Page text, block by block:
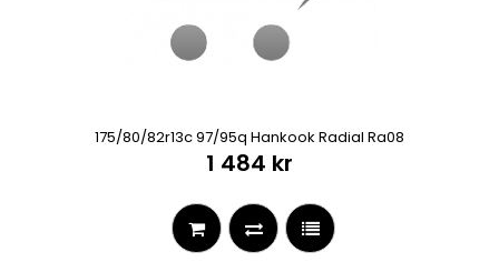
175/80/82r13c 97/95q Hankook Radial Ra08
1 484 kr